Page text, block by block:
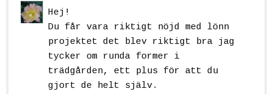
Hej!
Du får vara riktigt nöjd med lönn
projektet det blev riktigt bra jag
tycker om runda former i
trädgården, ett plus för att du
gjort de helt själv.